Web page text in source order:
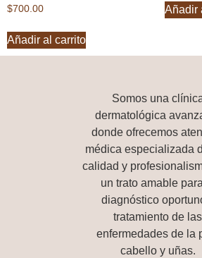
$700.00
Añadir al carrito
Añadir
Somos una
dermatológica
donde ofrecemos
médica especializada
calidad y
un trato amable
diagnóstico
tratamiento de las
enfermedades de la
cabello y uñas.